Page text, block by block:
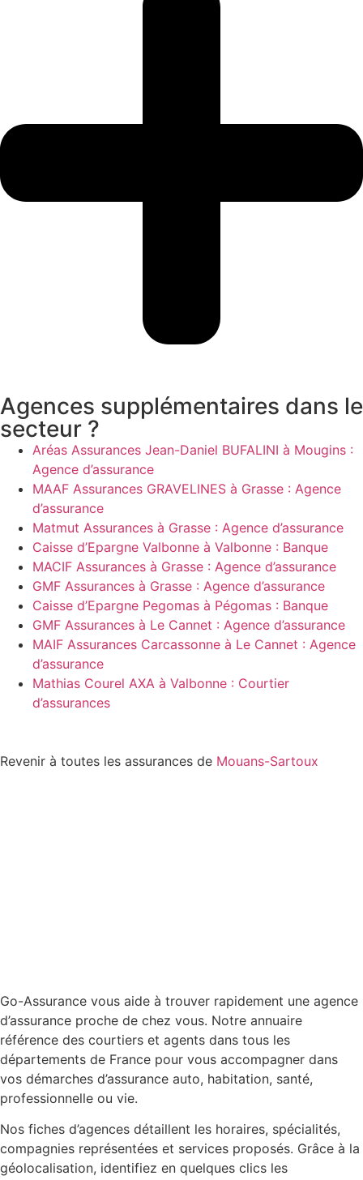
Agences supplémentaires dans le
secteur ?
Aréas Assurances Jean-Daniel BUFALINI à Mougins :
Agence d’assurance
MAAF Assurances GRAVELINES à Grasse : Agence
d’assurance
Matmut Assurances à Grasse : Agence d’assurance
Caisse d’Epargne Valbonne à Valbonne : Banque
MACIF Assurances à Grasse : Agence d’assurance
GMF Assurances à Grasse : Agence d’assurance
Caisse d’Epargne Pegomas à Pégomas : Banque
GMF Assurances à Le Cannet : Agence d’assurance
MAIF Assurances Carcassonne à Le Cannet : Agence
d’assurance
Mathias Courel AXA à Valbonne : Courtier
d’assurances
Revenir à toutes les assurances de Mouans-Sartoux
Go-Assurance vous aide à trouver rapidement une agence
d’assurance proche de chez vous. Notre annuaire
référence des courtiers et agents dans tous les
départements de France pour vous accompagner dans
vos démarches d’assurance auto, habitation, santé,
professionnelle ou vie.
Nos fiches d’agences détaillent les horaires, spécialités,
compagnies représentées et services proposés. Grâce à la
géolocalisation, identifiez en quelques clics les